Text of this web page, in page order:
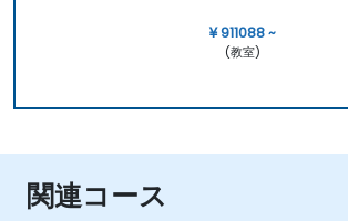
¥ 911088 ~
(教室)
関連コース